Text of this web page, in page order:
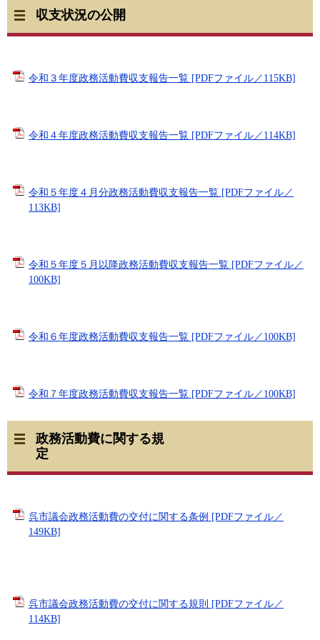
収支状況の公開
令和３年度政務活動費収支報告一覧 [PDFファイル／115KB]
令和４年度政務活動費収支報告一覧 [PDFファイル／114KB]
令和５年度４月分政務活動費収支報告一覧 [PDFファイル／
113KB]
令和５年度５月以降政務活動費収支報告一覧 [PDFファイル／
100KB]
令和６年度政務活動費収支報告一覧 [PDFファイル／100KB]
令和７年度政務活動費収支報告一覧 [PDFファイル／100KB]
政務活動費に関する規
定
呉市議会政務活動費の交付に関する条例 [PDFファイル／
149KB]
呉市議会政務活動費の交付に関する規則 [PDFファイル／
114KB]